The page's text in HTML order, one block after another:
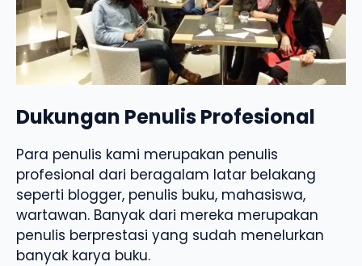
Dukungan Penulis Profesional
Para penulis kami merupakan penulis
profesional dari beragalam latar belakang
seperti blogger, penulis buku, mahasiswa,
wartawan. Banyak dari mereka merupakan
penulis berprestasi yang sudah menelurkan
banyak karya buku.